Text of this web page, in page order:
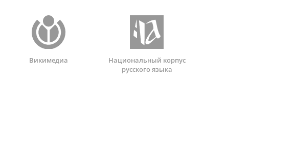
Викимедиа
Национальный корпус
русского языка